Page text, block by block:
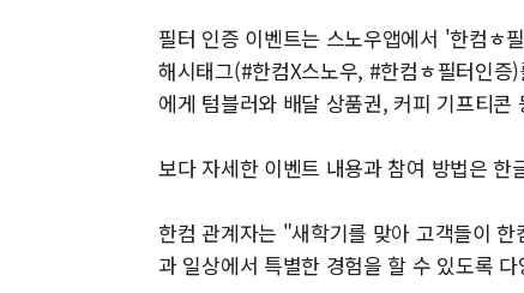
필터 인증 이벤트는 스노우앱에서 '한컴ㅎ
해시태그(#한컴X스노우, #한컴ㅎ필터인
에게 텀블러와 배달 상품권, 커피 기프티콘
보다 자세한 이벤트 내용과 참여 방법은
한컴 관계자는 "새학기를 맞아 고객들이
과 일상에서 특별한 경험을 할 수 있도록